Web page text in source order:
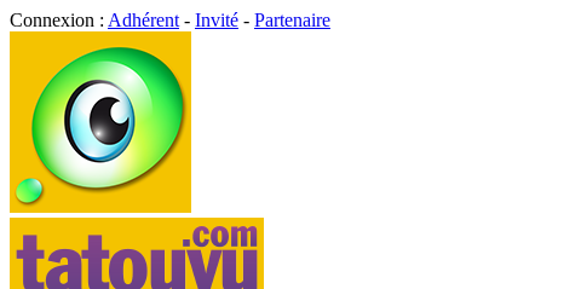
Connexion : Adhérent - Invité - Partenaire